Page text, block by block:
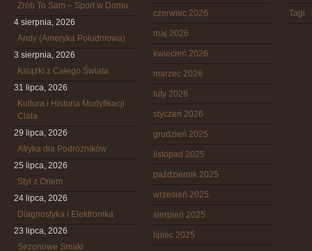
Zrób To Sam – Sport w Domu
4 sierpnia, 2026
Andy (Ameryka Południowa)
3 sierpnia, 2026
Książki z Całego Świata
31 lipca, 2026
Kultura i Historia Modyfikacji
Ciała
29 lipca, 2026
Afryka dla Podróżników
25 lipca, 2026
Styl z Orłem
24 lipca, 2026
Diagnostyka i Elektronika
23 lipca, 2026
Sezonowe Smaki
czerwiec 2026
maj 2026
kwiecień 2026
marzec 2026
luty 2026
styczeń 2026
grudzień 2025
listopad 2025
październik 2025
wrzesień 2025
sierpień 2025
lipiec 2025
Tagi